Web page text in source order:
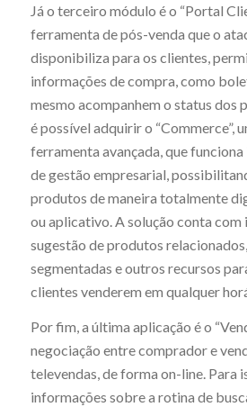
Já o terceiro módulo é o “Portal
ferramenta de pós-venda que o
disponibiliza para os clientes,
informações de compra, como
mesmo acompanhem o status dos
é possível adquirir o “Commerce”,
ferramenta avançada, que
de gestão empresarial,
produtos de maneira totalmente
ou aplicativo. A solução conta com
sugestão de produtos
segmentadas e outros recursos
clientes venderem em qualquer
Por fim, a última aplicação é o
negociação entre comprador e
televendas, de forma on-line. Para
informações sobre a rotina de